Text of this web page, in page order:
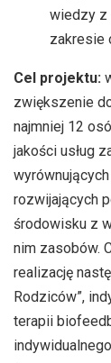
wiedzy z
zakresie
Cel projektu:
zwiększenie
najmniej 12
jakości usług
rozwijających
środowisku z
nim zasobów.
realizację
Rodziców”,
terapii